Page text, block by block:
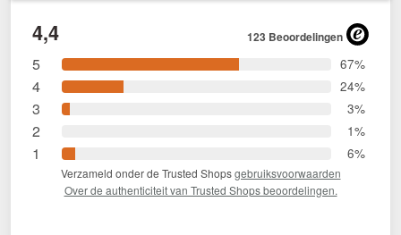
4,4 123 Beoordelingen
5 67%
4 24%
3 3%
2 1%
1 6%
Verzameld onder de Trusted Shopsgebruiksvoorwaarden
Over de authenticiteit van Trusted Shops beoordelingen.